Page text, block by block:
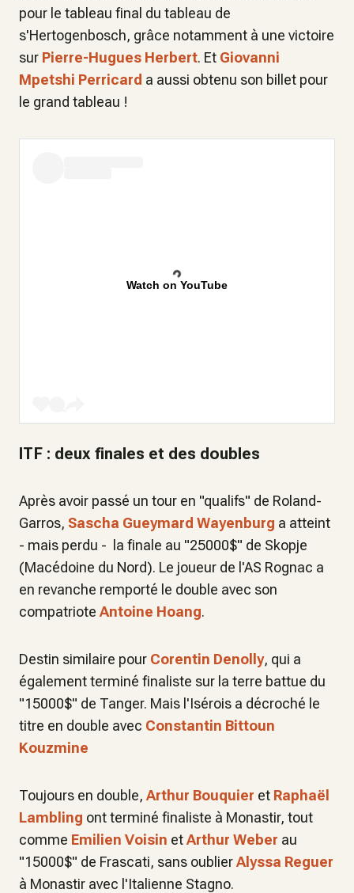
pour le tableau final du tableau de
s'Hertogenbosch, grâce notamment à une victoire
sur Pierre-Hugues Herbert. Et Giovanni
Mpetshi Perricard a aussi obtenu son billet pour
le grand tableau !
Watch on YouTube
ITF : deux finales et des doubles
Après avoir passé un tour en "qualifs" de Roland-
Garros, Sascha Gueymard Wayenburg a atteint
- mais perdu - la finale au "25000$" de Skopje
(Macédoine du Nord). Le joueur de l'AS Rognac a
en revanche remporté le double avec son
compatriote Antoine Hoang.
Destin similaire pour Corentin Denolly, qui a
également terminé finaliste sur la terre battue du
"15000$" de Tanger. Mais l'Isérois a décroché le
titre en double avec Constantin Bittoun
Kouzmine
Toujours en double, Arthur Bouquier et Raphaël
Lambling ont terminé finaliste à Monastir, tout
comme Emilien Voisin etArthur Weber au
"15000$" de Frascati, sans oublierAlyssa Reguer
à Monastir avec l'Italienne Stagno.